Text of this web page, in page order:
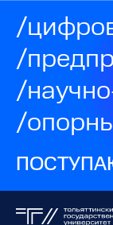
/
/
/
/